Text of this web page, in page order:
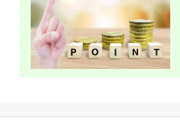
ースパン皿 035-H389
5.0
13,000 円
縄の海塩］ぬちまーす
顆粒（250g）×2袋セ
ット 【ぬちまーす】
食塩 塩 調味料 食卓塩
顆粒 シーソルト 人気
返礼品 海塩 沖縄 うる
5.0
寄付金額:12,000円